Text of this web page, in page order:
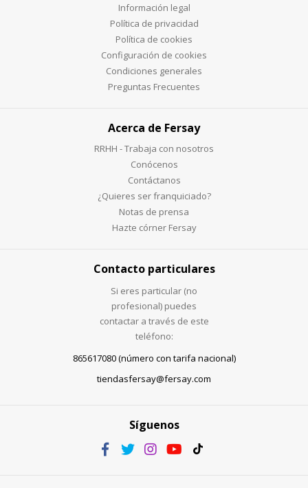
Información legal
Política de privacidad
Política de cookies
Configuración de cookies
Condiciones generales
Preguntas Frecuentes
Acerca de Fersay
RRHH - Trabaja con nosotros
Conócenos
Contáctanos
¿Quieres ser franquiciado?
Notas de prensa
Hazte córner Fersay
Contacto particulares
Si eres particular (no
profesional) puedes
contactar a través de este
teléfono:
865617080 (número con tarifa nacional)
tiendasfersay@fersay.com
Síguenos